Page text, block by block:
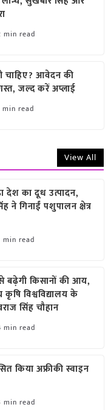
min read
चाहिए? आवेदन की
जल्द करें अप्लाई
min read
View All
देश का दूध उत्पादन,
ने गिनाईं पशुपालन क्षेत्र
min read
बढ़ेगी किसानों की आय,
कृषि विश्वविद्यालय के
सिंह चौहान
min read
किया अफ्रीकी स्वाइन
min read